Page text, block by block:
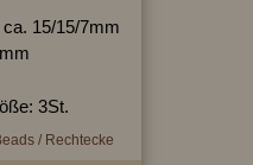
15/15/7mm
3St.
/ Rechtecke